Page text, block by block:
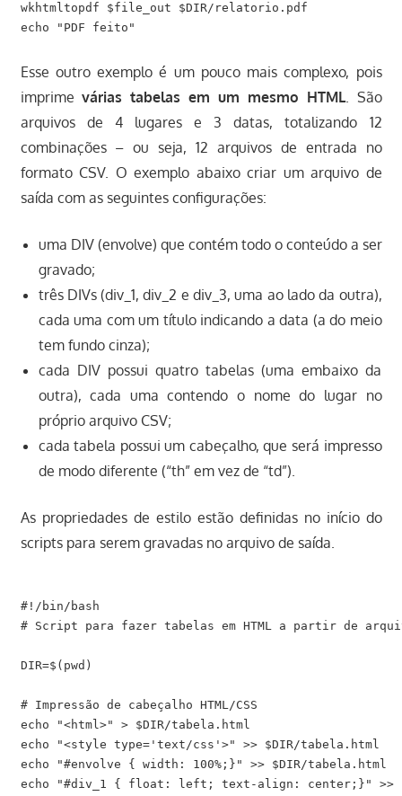
wkhtmltopdf $file_out $DIR/relatorio.pdf
Esse outro exemplo é um pouco mais complexo, pois
imprime várias tabelas em um mesmo HTML. São
arquivos de 4 lugares e 3 datas, totalizando 12
combinações – ou seja, 12 arquivos de entrada no
formato CSV. O exemplo abaixo criar um arquivo de
saída com as seguintes configurações:
uma DIV (envolve) que contém todo o conteúdo a ser
gravado;
três DIVs (div_1, div_2 e div_3, uma ao lado da outra),
cada uma com um título indicando a data (a do meio
tem fundo cinza);
cada DIV possui quatro tabelas (uma embaixo da
outra), cada uma contendo o nome do lugar no
próprio arquivo CSV;
cada tabela possui um cabeçalho, que será impresso
de modo diferente (“th” em vez de “td”).
As propriedades de estilo estão definidas no início do
scripts para serem gravadas no arquivo de saída.
#!/bin/bash
# Script para fazer tabelas em HTML a partir de
DIR=$(pwd)
# Impressão de cabeçalho HTML/CSS
echo "<html>" > $DIR/tabela.html
echo "<style type='text/css'>" >> $DIR/tabela.html
echo "#envolve { width: 100%;}" >> $DIR/tabela.html
echo "#div_1 { float: left; text-align: center;}" >>